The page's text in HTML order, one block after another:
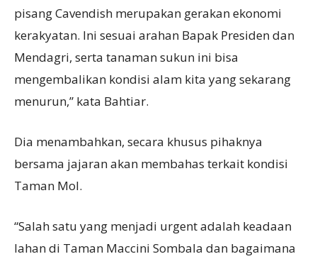
pisang Cavendish merupakan gerakan ekonomi
kerakyatan. Ini sesuai arahan Bapak Presiden dan
Mendagri, serta tanaman sukun ini bisa
mengembalikan kondisi alam kita yang sekarang
menurun,” kata Bahtiar.
Dia menambahkan, secara khusus pihaknya
bersama jajaran akan membahas terkait kondisi
Taman MoI.
“Salah satu yang menjadi urgent adalah keadaan
lahan di Taman Maccini Sombala dan bagaimana